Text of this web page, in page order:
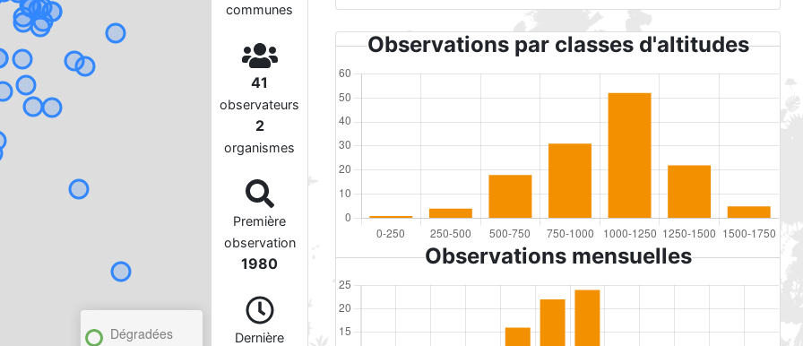
Dégradées
communes
41
observateurs
2
organismes
Première
observation
1980
Dernière
Observations par classes d'altitudes
Observations mensuelles